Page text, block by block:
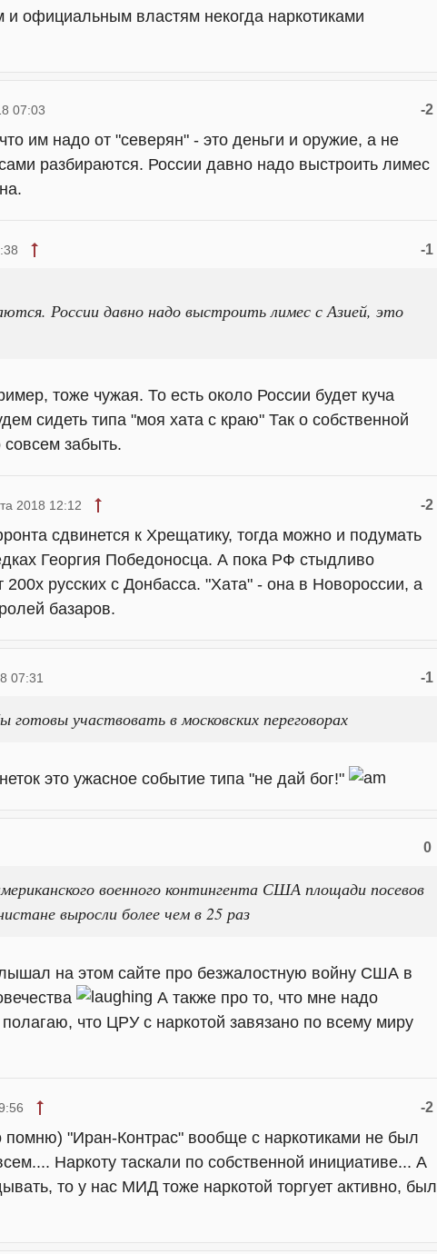
и официальным властям некогда наркотиками
-2
07:03
им надо от "северян" - это деньги и оружие, а не
разбираются. России давно надо выстроить лимес
-1
России давно надо выстроить лимес с Азией, это
тоже чужая. То есть около России будет куча
сидеть типа "моя хата с краю" Так о собственной
забыть.
-2
2018 12:12
сдвинется к Хрещатику, тогда можно и подумать
Георгия Победоносца. А пока РФ стыдливо
200х русских с Донбасса. "Хата" - она в Новороссии, а
базаров.
-1
07:31
участвовать в московских переговорах
это ужасное событие типа "не дай бог!"
0
военного контингента США площади посевов
выросли более чем в 25 раз
на этом сайте про безжалостную войну США в
А также про то, что мне надо
полагаю, что ЦРУ с наркотой завязано по всему миру
-2
помню) "Иран-Контрас" вообще с наркотиками не был
Наркоту таскали по собственной инициативе... А
то у нас МИД тоже наркотой торгует активно, был